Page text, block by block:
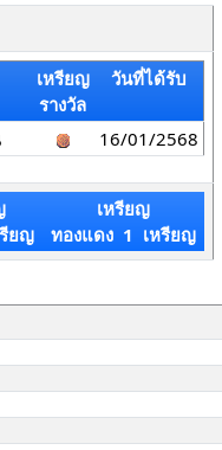
เหรียญ
รางวัล
วันที่ได้รับ
16/01/2568
ยญ
เหรียญ
ทองแดง 1 เหรียญ